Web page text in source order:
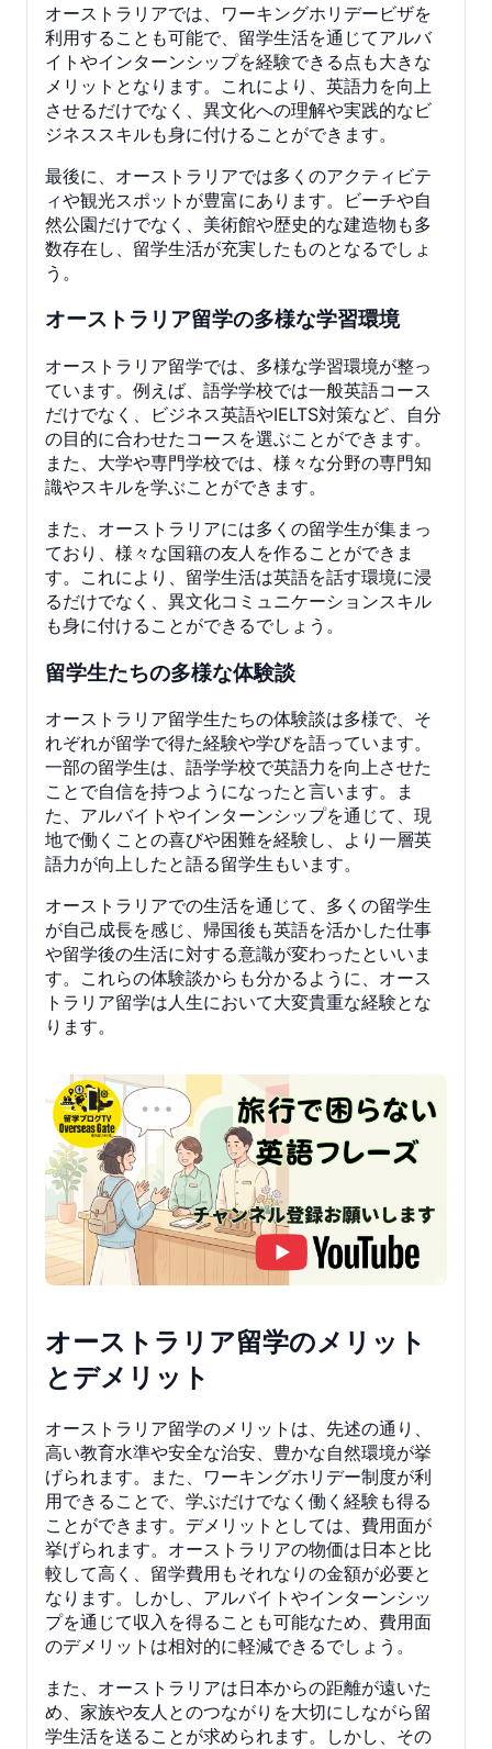
オーストラリアでは、ワーキングホリデービザを
利用することも可能で、留学生活を通じてアルバ
イトやインターンシップを経験できる点も大きな
メリットとなります。これにより、英語力を向上
させるだけでなく、異文化への理解や実践的なビ
ジネススキルも身に付けることができます。
最後に、オーストラリアでは多くのアクティビテ
ィや観光スポットが豊富にあります。ビーチや自
然公園だけでなく、美術館や歴史的な建造物も多
数存在し、留学生活が充実したものとなるでしょ
う。
オーストラリア留学の多様な学習環境
オーストラリア留学では、多様な学習環境が整っ
ています。例えば、語学学校では一般英語コース
だけでなく、ビジネス英語やIELTS対策など、自分
の目的に合わせたコースを選ぶことができます。
また、大学や専門学校では、様々な分野の専門知
識やスキルを学ぶことができます。
また、オーストラリアには多くの留学生が集まっ
ており、様々な国籍の友人を作ることができま
す。これにより、留学生活は英語を話す環境に浸
るだけでなく、異文化コミュニケーションスキル
も身に付けることができるでしょう。
留学生たちの多様な体験談
オーストラリア留学生たちの体験談は多様で、そ
れぞれが留学で得た経験や学びを語っています。
一部の留学生は、語学学校で英語力を向上させた
ことで自信を持つようになったと言います。ま
た、アルバイトやインターンシップを通じて、現
地で働くことの喜びや困難を経験し、より一層英
語力が向上したと語る留学生もいます。
オーストラリアでの生活を通じて、多くの留学生
が自己成長を感じ、帰国後も英語を活かした仕事
や留学後の生活に対する意識が変わったといいま
す。これらの体験談からも分かるように、オース
トラリア留学は人生において大変貴重な経験とな
ります。
オーストラリア留学のメリット
とデメリット
オーストラリア留学のメリットは、先述の通り、
高い教育水準や安全な治安、豊かな自然環境が挙
げられます。また、ワーキングホリデー制度が利
用できることで、学ぶだけでなく働く経験も得る
ことができます。デメリットとしては、費用面が
挙げられます。オーストラリアの物価は日本と比
較して高く、留学費用もそれなりの金額が必要と
なります。しかし、アルバイトやインターンシッ
プを通じて収入を得ることも可能なため、費用面
のデメリットは相対的に軽減できるでしょう。
また、オーストラリアは日本からの距離が遠いた
め、家族や友人とのつながりを大切にしながら留
学生活を送ることが求められます。しかし、その